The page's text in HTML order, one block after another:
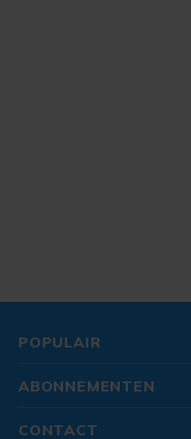
POPULAIR
ABONNEMENTEN
CONTACT